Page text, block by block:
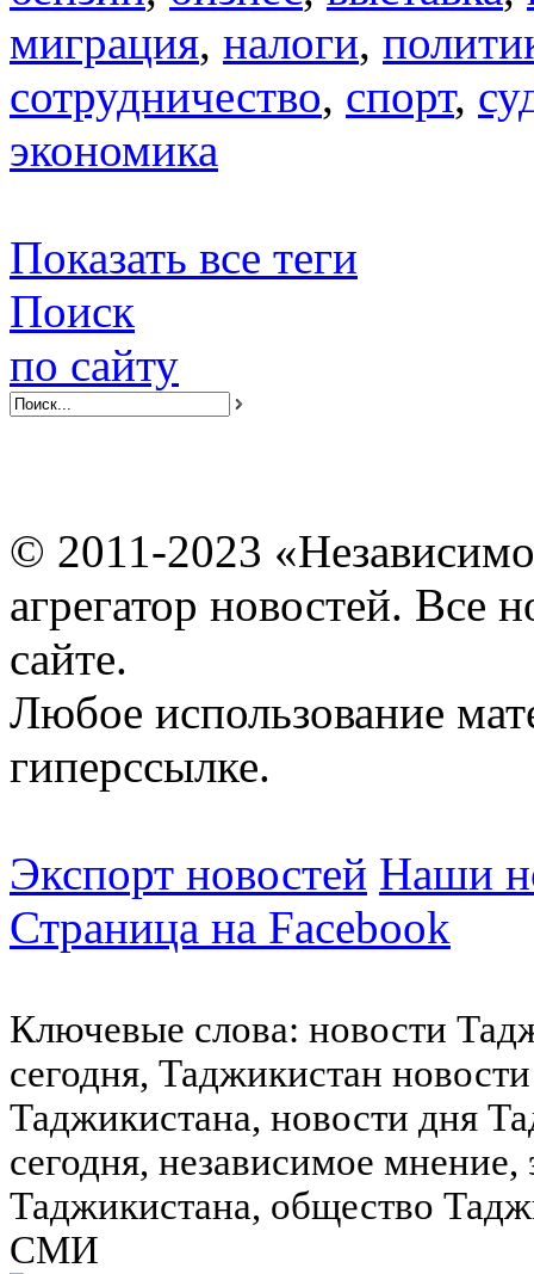
миграция, налоги,
сотрудничество, спорт,
экономика
Показать все теги
Поиск
по сайту
© 2011-2023
агрегатор новостей. Все
сайте.
Любое использование
гиперссылке.
Экспорт новостей Наши
Страница на Facebook
Ключевые слова: новости
сегодня, Таджикистан
Таджикистана, новости дня
сегодня, независимое
Таджикистана, общество
СМИ